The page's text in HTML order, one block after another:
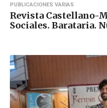
PUBLICACIONES VARIAS
Revista Castellano-
Sociales. Barataria.